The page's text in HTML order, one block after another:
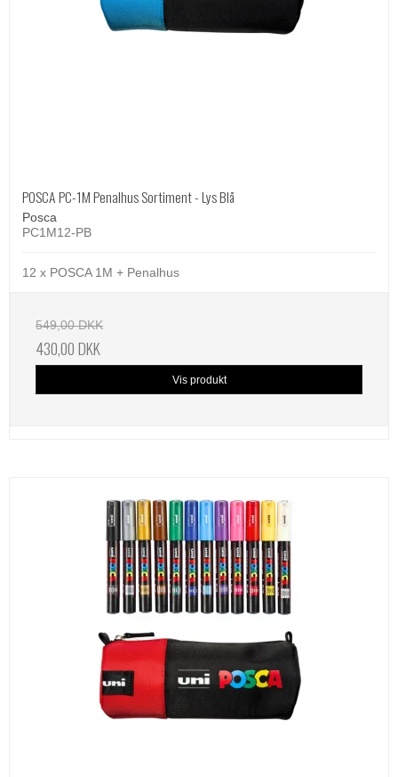
POSCA PC-1M Penalhus Sortiment - Lys Blå
Posca
PC1M12-PB
12 x POSCA 1M + Penalhus
549,00 DKK
430,00 DKK
Vis produkt